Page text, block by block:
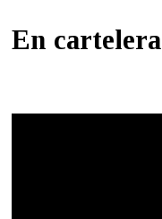
En cartelera